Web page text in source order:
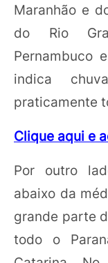
Maranhão e
do Rio
Pernambuco
indica
praticamente
Clique aqui e
Por outro
abaixo da
grande parte
todo o